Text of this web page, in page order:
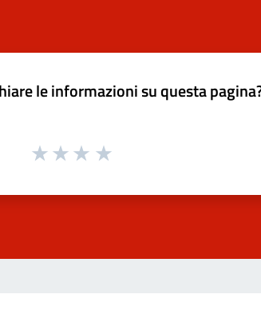
le informazioni su questa